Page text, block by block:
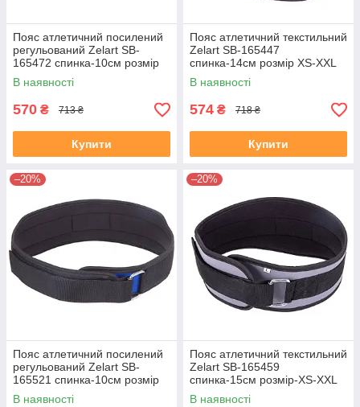
Пояс атлетичний посилений
регульований Zelart SB-
165472 спинка-10см розмір
XS-XXL червоний
В наявності
570 ₴ 713 ₴
Купити
Пояс атлетичний текстильний
Zelart SB-165447
спинка-14см розмір XS-XXL
чорний
В наявності
574 ₴ 718 ₴
Купити
–20%
Пояс атлетичний посилений
регульований Zelart SB-
165521 спинка-10см розмір
XS-XXL синій
В наявності
–20%
Пояс атлетичний текстильний
Zelart SB-165459
спинка-15см розмір-XS-XXL
сірий
В наявності